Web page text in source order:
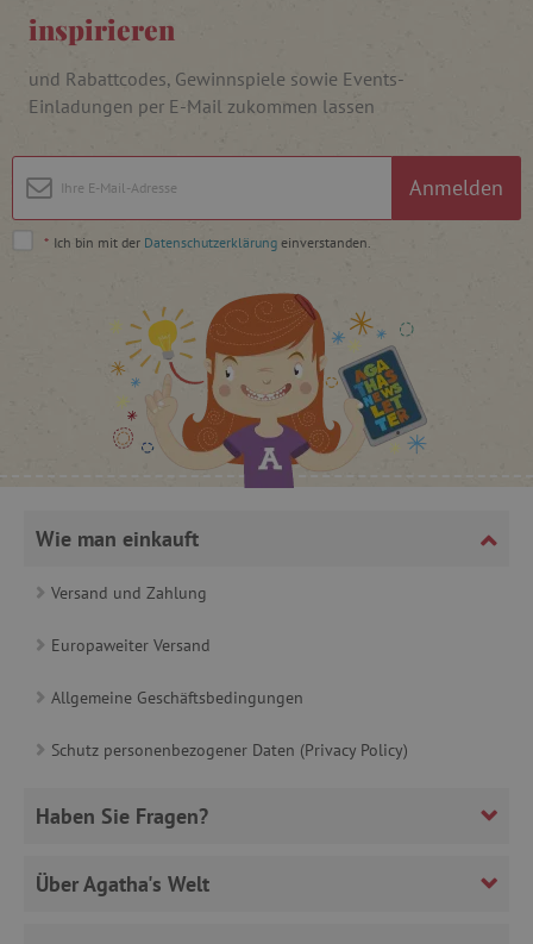
inspirieren
und Rabattcodes, Gewinnspiele sowie Events-
Einladungen per E-Mail zukommen lassen
Anmelden
* Ich bin mit der Datenschutzerklärung einverstanden.
Wie man einkauft
Versand und Zahlung
Europaweiter Versand
Allgemeine Geschäftsbedingungen
Schutz personenbezogener Daten (Privacy Policy)
Haben Sie Fragen?
Über Agatha's Welt
_lb_ccc .agathaswelt.de
product_filter_remember www.agathaswelt.de
_sp_ses.ab3e
__cf_bm
featureFlagCheckoutExperimentVariant
www.agathaswelt.de